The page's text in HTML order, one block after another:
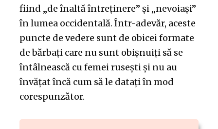
fiind „de înaltă întreținere” și „nevoiași”
în lumea occidentală. Într-adevăr, aceste
puncte de vedere sunt de obicei formate
de bărbați care nu sunt obișnuiți să se
întâlnească cu femei rusești și nu au
învățat încă cum să le datați în mod
corespunzător.